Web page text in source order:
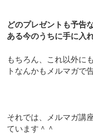
どのプレゼントも予告
ある今のうちに手に入
もちろん、これ以外に
トなんかもメルマガで
それでは、メルマガ講
ています＾＾